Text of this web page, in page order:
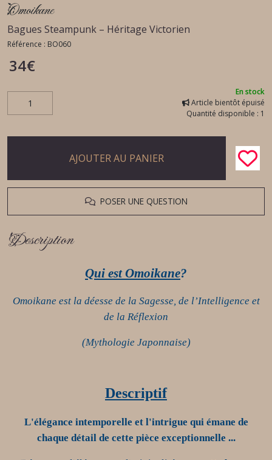
Omoikane
Bagues Steampunk – Héritage Victorien
Référence : BO060
34€
En stock
Article bientôt épuisé
Quantité disponible : 1
AJOUTER AU PANIER
POSER UNE QUESTION
Description
Qui estOmoikane?
Omoikane est la déesse de la Sagesse, de l’Intelligence et
de la Réflexion
(Mythologie Japonnaise)
Descriptif
L'élégance intemporelle et l'intrigue qui émane de
chaque détail de cette pièce exceptionnelle ...